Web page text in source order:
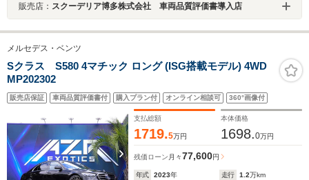
販売店： スクーデリア博多株式会社 車両品質評価書導入店
メルセデス・ベンツ
Sクラス S580 4マチック ロング (ISG搭載モデル) 4WD
MP202302
販売店保証 車両品質評価書付 購入プラン付 オンライン相談可 360°画像付
支払総額
1719.5万円
本体価格
1698.0万円
残価ローン 月々77,600円
年式 2023年 走行 1.2万km